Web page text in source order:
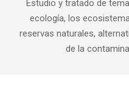
Estudio y tratado de
ecología, los
reservas naturales,
de la